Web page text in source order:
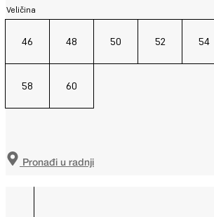
Veličina
46 48 50 52 54
58 60
Pronađi u radnji